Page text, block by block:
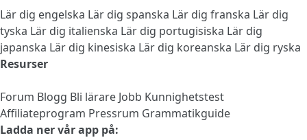
Lär dig engelska Lär dig spanska Lär dig franska Lär dig
tyska Lär dig italienska Lär dig portugisiska Lär dig
japanska Lär dig kinesiska Lär dig koreanska Lär dig ryska
Resurser
Forum Blogg Bli lärare Jobb Kunnighetstest
Affiliateprogram Pressrum Grammatikguide
Ladda ner vår app på: